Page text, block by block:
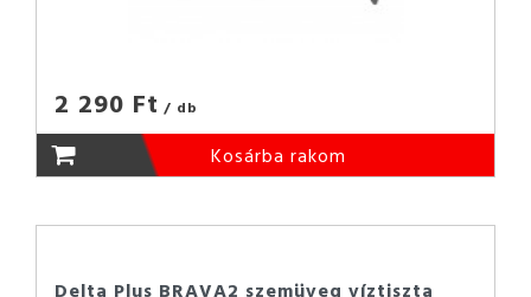
2 290 Ft / db
Kosárba rakom
Delta Plus BRAVA2 szemüveg víztiszta